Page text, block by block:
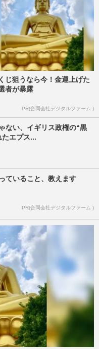
じ狙うなら今！金運上げた
者が暴露
PR(合同会社デジタルファーム )
ない、イギリス政権の“黒
エプス...
ていること、教えます
PR(合同会社デジタルファーム )